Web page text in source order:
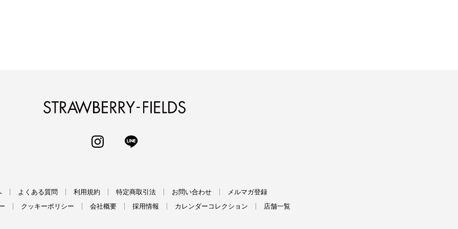
INSTAGRAM
よくある質問 利用規約 特定商取引法 お問い合わせ
メルマガ登録
クッキーポリシー 会社概要 採用情報 カレンダーコレクション 店舗一覧